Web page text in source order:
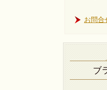
お問合
ブ